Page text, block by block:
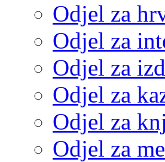
Odjel za
Odjel za
Odjel za
Odjel za
Odjel za
Odjel za